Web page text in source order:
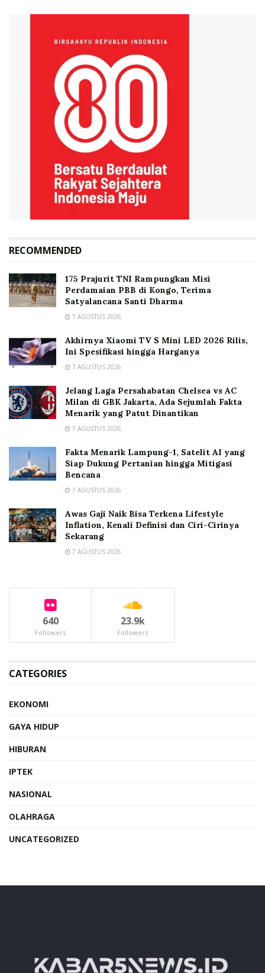
RECOMMENDED
175 Prajurit TNI Rampungkan Misi
Perdamaian PBB di Kongo, Terima
Satyalancana Santi Dharma
7 AGUSTUS 2026
Akhirnya Xiaomi TV S Mini LED 2026 Rilis,
Ini Spesifikasi hingga Harganya
7 AGUSTUS 2026
Jelang Laga Persahabatan Chelsea vs AC
Milan di GBK Jakarta, Ada Sejumlah Fakta
Menarik yang Patut Dinantikan
7 AGUSTUS 2026
Fakta Menarik Lampung-1, Satelit AI yang
Siap Dukung Pertanian hingga Mitigasi
Bencana
7 AGUSTUS 2026
Awas Gaji Naik Bisa Terkena Lifestyle
Inflation, Kenali Definisi dan Ciri-Cirinya
Sekarang
7 AGUSTUS 2026
640
Followers
23.9k
Followers
CATEGORIES
EKONOMI
GAYA HIDUP
HIBURAN
IPTEK
NASIONAL
OLAHRAGA
UNCATEGORIZED